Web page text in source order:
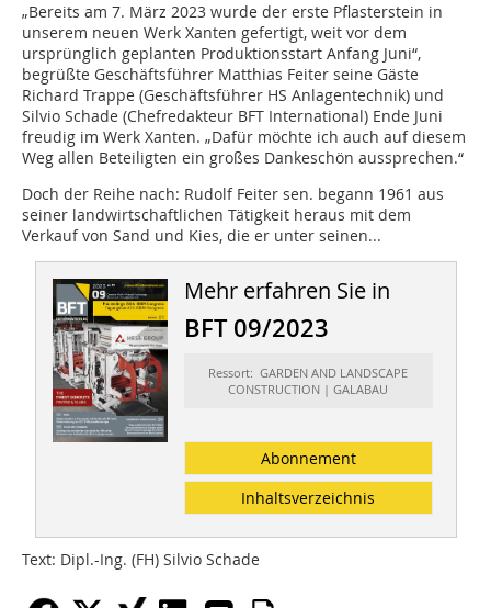
„Bereits am 7. März 2023 wurde der erste Pflasterstein in
unserem neuen Werk Xanten gefertigt, weit vor dem
ursprünglich geplanten Produktionsstart Anfang Juni“,
begrüßte Geschäftsführer Matthias Feiter seine Gäste
Richard Trappe (Geschäftsführer HS Anlagentechnik) und
Silvio Schade (Chefredakteur BFT International) Ende Juni
freudig im Werk Xanten. „Dafür möchte ich auch auf diesem
Weg allen Beteiligten ein großes Dankeschön aussprechen.“
Doch der Reihe nach: Rudolf Feiter sen. begann 1961 aus
seiner landwirtschaftlichen Tätigkeit heraus mit dem
Verkauf von Sand und Kies, die er unter seinen...
Mehr erfahren Sie in
BFT 09/2023
Ressort: GARDEN AND LANDSCAPE
CONSTRUCTION | GALABAU
Abonnement
Inhaltsverzeichnis
Text: Dipl.-Ing. (FH) Silvio Schade